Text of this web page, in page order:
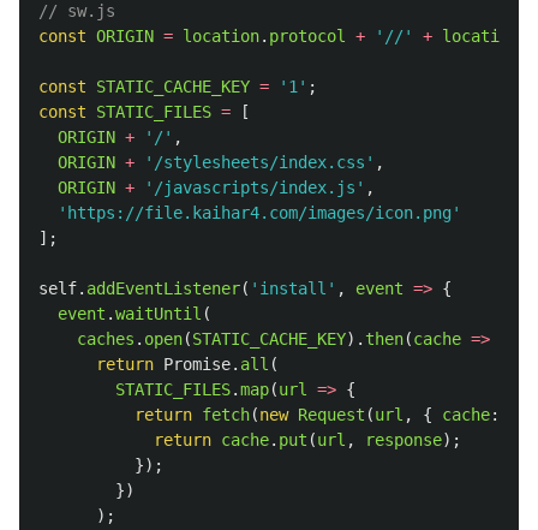
// sw.js
const ORIGIN = location. protocol + ' //' + location
const STATIC_CACHE_KEY = ' 1 ' ;
const
STATIC_FILES =
[
ORIGIN + ' /' ,
ORIGIN + ' /stylesheets/index.css ' ,
ORIGIN + ' /javascripts/index.js ' ,
' https://file.kaihar4.com/images/icon.png '
];
self. addEventListener( ' install ' , event => {
event .waitUntil (
caches . open(STATIC_CACHE_KEY). then(cache =>
return Promise. all (
STATIC_FILES.map(url => {
return fetch(new Request (url , { cache:
return cache. put (url , response);
});
})
);